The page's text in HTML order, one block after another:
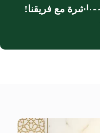
مع فريقنا!